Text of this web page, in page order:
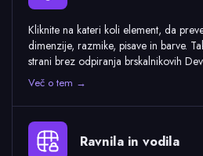
Kliknite na kateri koli element, da
dimenzije, razmike, pisave in barve.
strani brez odpiranja brskalnikovih
Več o tem →
Ravnila in vodila